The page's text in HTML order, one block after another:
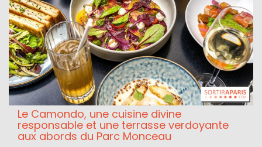
Le Camondo, une cuisine divine
responsable et une terrasse verdoyante
aux abords du Parc Monceau